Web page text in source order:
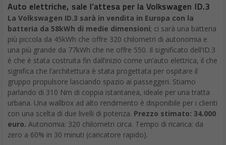
Auto elettriche, sale l’attesa per la Volkswagen ID.3
La Volkswagen ID.3 sarà in vendita in Europa con la
batteria da 58kWh di medie dimensioni; ci sarà una batteria
più piccola da 45kWh che offre 320 chilometri di autonomia e
una più grande da 77kWh che ne offre 550. Il significato dell’ID.3
è che è stata costruita fin dall’inizio come un’auto elettrica, il che
significa che l’architettura è stata progettata per ospitare il
gruppo propulsore lasciando spazio ai passeggeri. Stiamo
parlando di 310 Nm di coppia istantanea, ideale per una tratta
urbana. Una wallbox ad alto rendimento è disponibile per i clienti
con una scelta di due livelli di potenza. Prezzo stimato: 34.000
euro. Autonomia: 320 chilometri circa. Tempo di ricarica: da
zero a 60% in 30 minuti (caricatore rapido).